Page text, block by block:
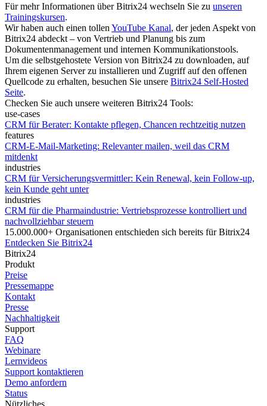
Für mehr Informationen über Bitrix24 wechseln Sie zu unseren
Trainingskursen.
Wir haben auch einen tollen YouTube Kanal, der jeden Aspekt von
Bitrix24 abdeckt – von Vertrieb und Planung bis zum
Dokumentenmanagement und internen Kommunikationstools.
Um die selbstgehostete Version von Bitrix24 zu downloaden, auf
Ihrem eigenen Server zu installieren und Zugriff auf den offenen
Quellcode zu erhalten, besuchen Sie unsere Bitrix24 Self-Hosted
Seite.
Checken Sie auch unsere weiteren Bitrix24 Tools:
use-cases
CRM für Berater: Kontakte pflegen, Chancen rechtzeitig nutzen
features
CRM-E-Mail-Marketing: Relevanter mailen, weil das CRM
mitdenkt
industries
CRM für Versicherungsvermittler: Kein Renewal, kein Follow-up,
kein Kunde geht unter
industries
CRM für die Pharmaindustrie: Vertriebsprozesse kontrolliert und
nachvollziehbar steuern
15.000.000+ Organisationen entschieden sich bereits für Bitrix24
Entdecken Sie Bitrix24
Bitrix24
Produkt
Preise
Pressemappe
Kontakt
Presse
Nachhaltigkeit
Support
FAQ
Webinare
Lernvideos
Support kontaktieren
Demo anfordern
Status
Nützliches